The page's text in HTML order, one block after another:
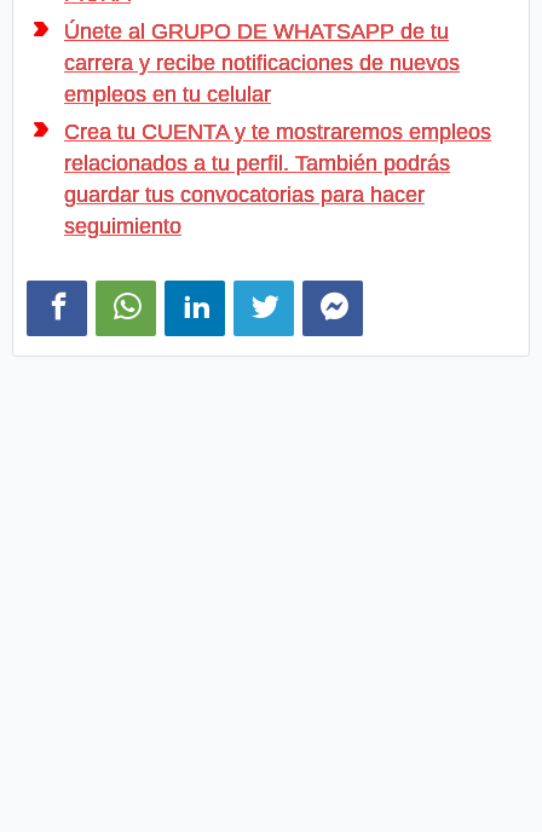
Únete al GRUPO DE WHATSAPP de tu
carrera y recibe notificaciones de nuevos
empleos en tu celular
Crea tu CUENTA y te mostraremos empleos
relacionados a tu perfil. También podrás
guardar tus convocatorias para hacer
seguimiento